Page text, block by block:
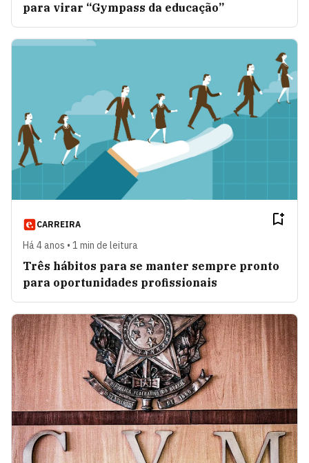
para virar “Gympass da educação”
CARREIRA
Há 4 anos • 1 min de leitura
Três hábitos para se manter sempre pronto
para oportunidades profissionais